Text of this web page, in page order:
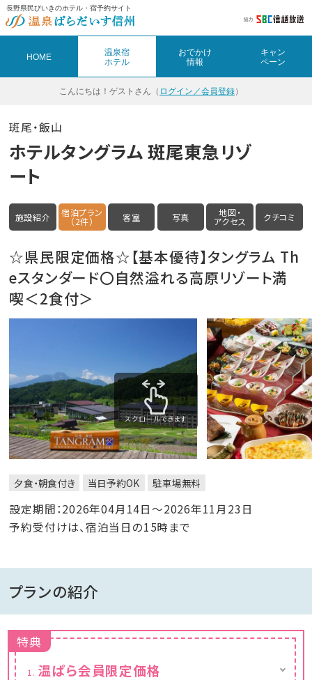
長野県民びいきのホテル・宿予約サイト
HOME
温泉宿
ホテル
おでかけ
情報
キャン
ペーン
こんにちは！ ゲストさん（ ログイン／会員登録）
斑尾・飯山
ホテルタングラム 斑尾東急リゾ
ート
施設紹介 宿泊プラン
（2件） 客室 写真 地図・
アクセス クチコミ
☆県民限定価格☆【基本優待】タングラム Th
eスタンダード〇自然溢れる高原リゾート満
喫＜2食付＞
スクロールできます
夕食・朝食付き 当日予約OK 駐車場無料
設定期間：2026年04月14日～2026年11月23日
予約受付けは、宿泊当日の15時まで
プランの紹介
特典
温ぱら会員限定価格